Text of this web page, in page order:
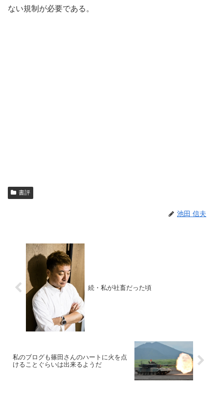
ない規制が必要である。
書評
池田 信夫
続・私が社畜だった頃
私のブログも篠田さんのハートに火を点
けることぐらいは出来るようだ